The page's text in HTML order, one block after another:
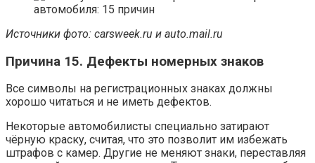
Источники фото: carsweek.ru и auto.mail.ru
Причина 15. Дефекты номерных знаков
Все символы на регистрационных знаках должны
хорошо читаться и не иметь дефектов.
Некоторые автомобилисты специально затирают
чёрную краску, считая, что это позволит им избежать
штрафов с камер. Другие не меняют знаки, переставляя